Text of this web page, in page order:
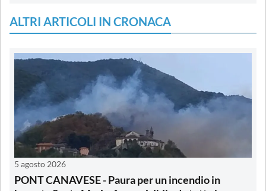
ALTRI ARTICOLI IN CRONACA
5 agosto 2026
PONT CANAVESE - Paura per un incendio in